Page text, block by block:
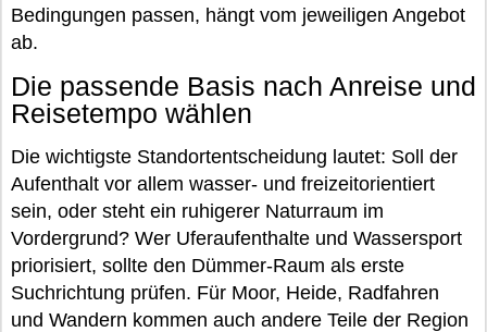
Bedingungen passen, hängt vom jeweiligen Angebot
ab.
Die passende Basis nach Anreise und
Reisetempo wählen
Die wichtigste Standortentscheidung lautet: Soll der
Aufenthalt vor allem wasser- und freizeitorientiert
sein, oder steht ein ruhigerer Naturraum im
Vordergrund? Wer Uferaufenthalte und Wassersport
priorisiert, sollte den Dümmer-Raum als erste
Suchrichtung prüfen. Für Moor, Heide, Radfahren
und Wandern kommen auch andere Teile der Region